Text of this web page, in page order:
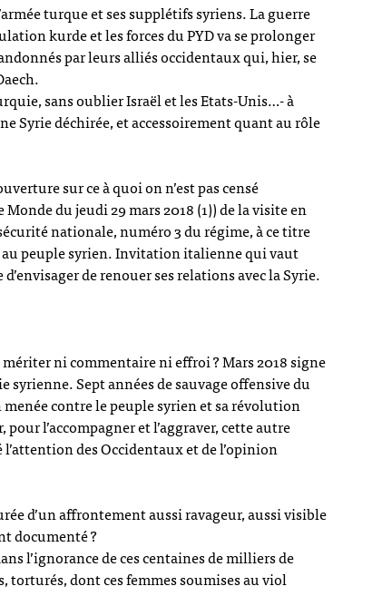
turque et ses supplétifs syriens. La guerre
kurde et les forces du PYD va se prolonger
par leurs alliés occidentaux qui, hier, se
sans oublier Israël et les Etats-Unis…- à
Syrie déchirée, et accessoirement quant au rôle
sur ce à quoi on n’est pas censé
du jeudi 29 mars 2018 (1)) de la visite en
nationale, numéro 3 du régime, à ce titre
peuple syrien. Invitation italienne qui vaut
de renouer ses relations avec la Syrie.
ni commentaire ni effroi ? Mars 2018 signe
syrienne. Sept années de sauvage offensive du
contre le peuple syrien et sa révolution
l’accompagner et l’aggraver, cette autre
des Occidentaux et de l’opinion
d’un affrontement aussi ravageur, aussi visible
documenté ?
l’ignorance de ces centaines de milliers de
torturés, dont ces femmes soumises au viol